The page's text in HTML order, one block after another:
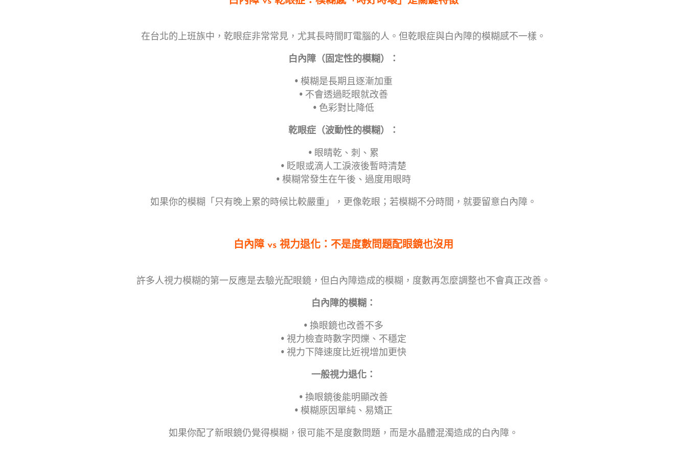
在台北的上班族中，乾眼症非常常見，尤其長時間盯電腦的人。但乾眼症與白內障的模糊感不一樣。
白內障（固定性的模糊）：
• 模糊是長期且逐漸加重
• 不會透過眨眼就改善
• 色彩對比降低
乾眼症（波動性的模糊）：
• 眼睛乾、刺、累
• 眨眼或滴人工淚液後暫時清楚
• 模糊常發生在午後、過度用眼時
如果你的模糊「只有晚上累的時候比較嚴重」，更像乾眼；若模糊不分時間，就要留意白內障。
白內障 vs 視力退化：不是度數問題配眼鏡也沒用
許多人視力模糊的第一反應是去驗光配眼鏡，但白內障造成的模糊，度數再怎麼調整也不會真正改善。
白內障的模糊：
• 換眼鏡也改善不多
• 視力檢查時數字閃爍、不穩定
• 視力下降速度比近視增加更快
一般視力退化：
• 換眼鏡後能明顯改善
• 模糊原因單純、易矯正
如果你配了新眼鏡仍覺得模糊，很可能不是度數問題，而是水晶體混濁造成的白內障。